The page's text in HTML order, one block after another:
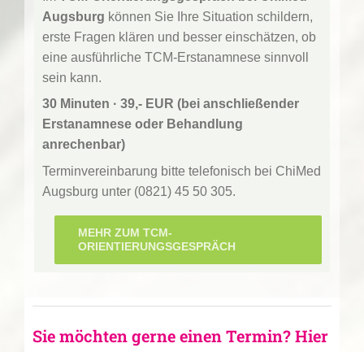
Augsburg können Sie Ihre Situation schildern,
erste Fragen klären und besser einschätzen, ob
eine ausführliche TCM-Erstanamnese sinnvoll
sein kann.
30 Minuten · 39,- EUR (bei anschließender
Erstanamnese oder Behandlung
anrechenbar)
Terminvereinbarung bitte telefonisch bei ChiMed
Augsburg unter (0821) 45 50 305.
MEHR ZUM TCM-
ORIENTIERUNGSGESPRÄCH
Sie möchten gerne einen Termin? Hier